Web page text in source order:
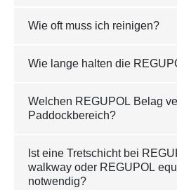
Wie oft muss ich reinigen?
Wie lange halten die
Welchen REGUPOL Belag
Paddockbereich?
Ist eine Tretschicht bei
walkway oder REGUPOL
notwendig?